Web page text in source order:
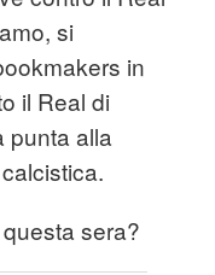
si
in
il Real di
punta alla
sera?